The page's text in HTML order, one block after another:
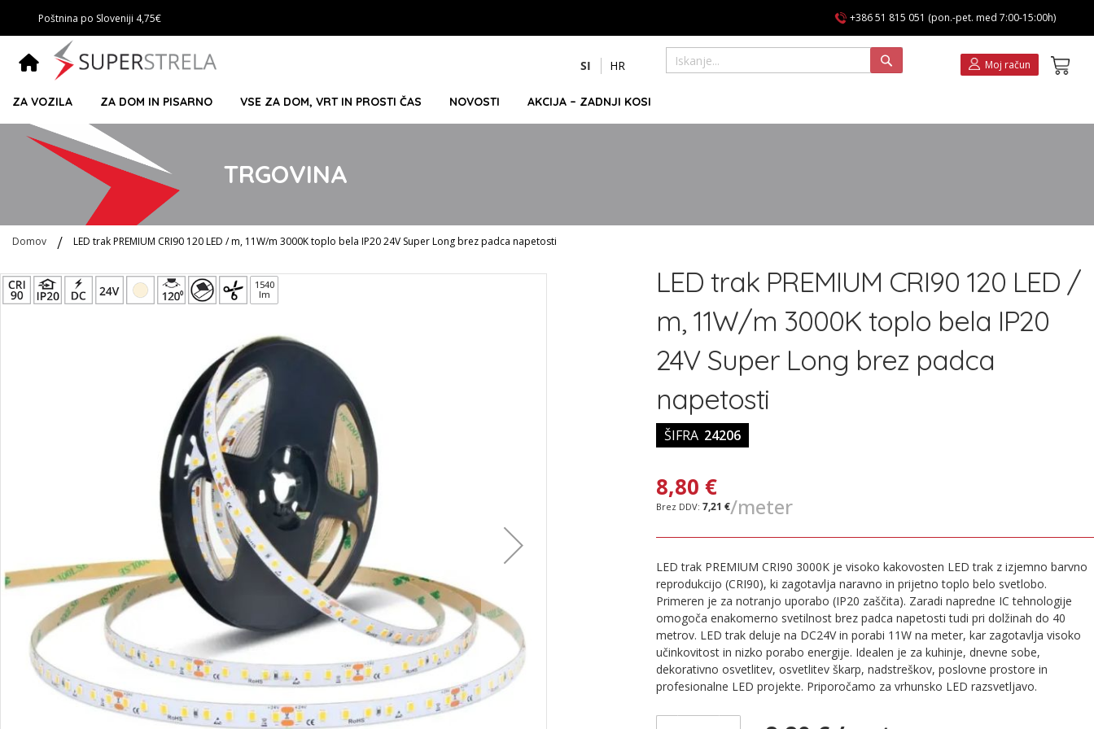
Poštnina po Sloveniji 4,75€ +386 51 815 051 (pon.-pet. med 7:00-15:00h)
na
SI HR Moj račun
ZA VOZILA ZA DOM IN PISARNO VSE ZA DOM, VRT IN PROSTI ČAS NOVOSTI AKCIJA – ZADNJI KOSI
TRGOVINA
Domov LED trak PREMIUM CRI90 120 LED / m, 11W/m 3000K toplo bela IP20 24V Super Long brez padca napetosti
Preskoči
na
1540
lm
LED trak PREMIUM CRI90 120 LED /
m, 11W/m 3000K toplo bela IP20
24V Super Long brez padca
napetosti
ŠIFRA 24206
8,80 €
7,21 €/meter
LED trak PREMIUM CRI90 3000K je visoko kakovosten LED trak z izjemno barvno
reprodukcijo (CRI90), ki zagotavlja naravno in prijetno toplo belo svetlobo.
Primeren je za notranjo uporabo (IP20 zaščita). Zaradi napredne IC tehnologije
omogoča enakomerno svetilnost brez padca napetosti tudi pri dolžinah do 40
metrov. LED trak deluje na DC24V in porabi 11W na meter, kar zagotavlja visoko
učinkovitost in nizko porabo energije. Idealen je za kuhinje, dnevne sobe,
dekorativno osvetlitev, osvetlitev škarp, nadstreškov, poslovne prostore in
profesionalne LED projekte. Priporočamo za vrhunsko LED razsvetljavo.